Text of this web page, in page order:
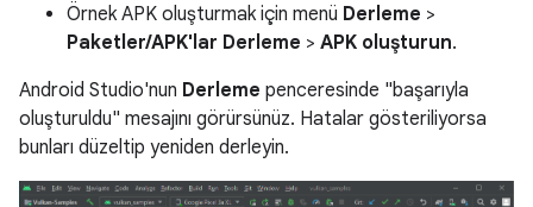
Örnek APK oluşturmak için menü Derleme >
Paketler/APK'lar Derleme > APK oluşturun.
Android Studio'nun Derleme penceresinde "başarıyla
oluşturuldu" mesajını görürsünüz. Hatalar gösteriliyorsa
bunları düzeltip yeniden derleyin.